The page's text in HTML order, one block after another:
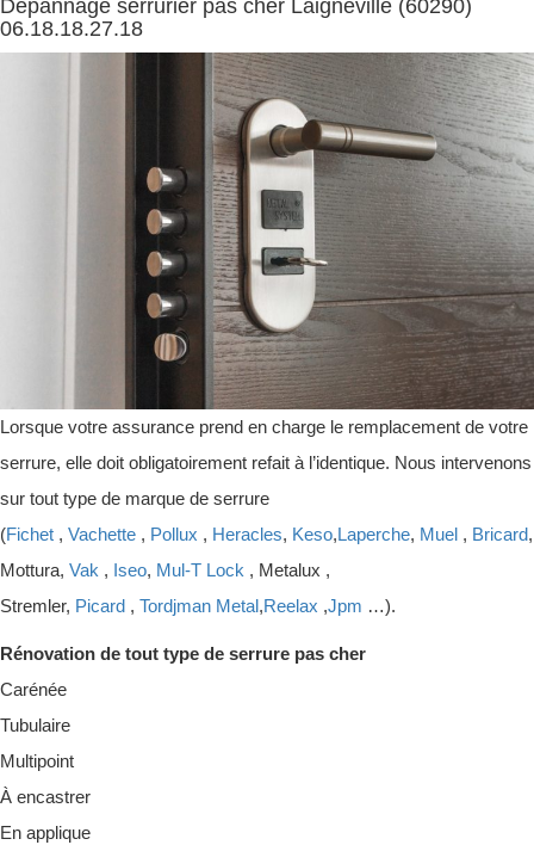
Dépannage serrurier pas cher Laigneville (60290)
06.18.18.27.18
Lorsque votre assurance prend en charge le remplacement de votre
serrure, elle doit obligatoirement refait à l’identique. Nous intervenons
sur tout type de marque de serrure
(Fichet , Vachette , Pollux , Heracles, Keso,Laperche, Muel , Bricard,
Mottura, Vak , Iseo, Mul-T Lock , Metalux ,
Stremler, Picard , Tordjman Metal,Reelax ,Jpm …).
Rénovation de tout type de serrure pas cher
Carénée
Tubulaire
Multipoint
À encastrer
En applique